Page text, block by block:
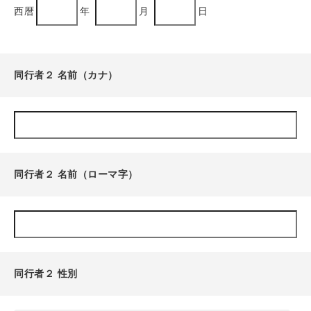
西暦 年 月 日
同行者２ 名前（カナ）
同行者２ 名前（ローマ字）
同行者２ 性別